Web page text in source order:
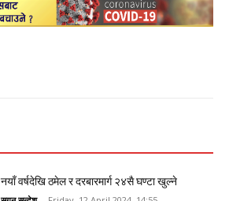
नयाँ वर्षदेखि ठमेल र दरबारमार्ग २४सै घण्टा खुल्ने